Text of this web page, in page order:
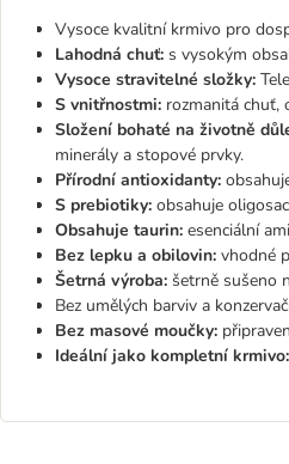
Vysoce kvalitní krmivo pro
Lahodná chuť: s vysokým
Vysoce stravitelné složky:
S vnitřnostmi: rozmanitá chuť,
Složení bohaté na životně
minerály a stopové prvky.
Přírodní antioxidanty:
S prebiotiky: obsahuje
Obsahuje taurin: esenciální
Bez lepku a obilovin: vhodné
Šetrná výroba: šetrně sušeno
Bez umělých barviv a
Bez masové moučky:
Ideální jako kompletní krmivo: